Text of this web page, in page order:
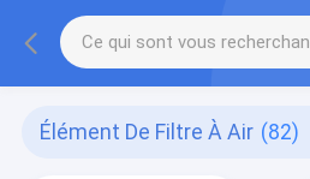
Élément De Filtre À Air (82)